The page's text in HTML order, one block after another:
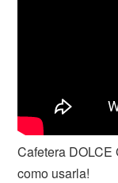
Cafetera DOLCE
como usarla!